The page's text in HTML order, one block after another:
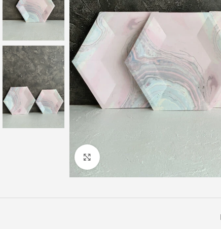
Клацніть, щоб збільшити